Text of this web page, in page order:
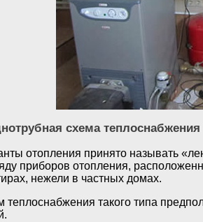
схема теплоснабжения
отопления принято называть
приборов отопления,
нежели в частных домах.
теплоснабжения такого типа